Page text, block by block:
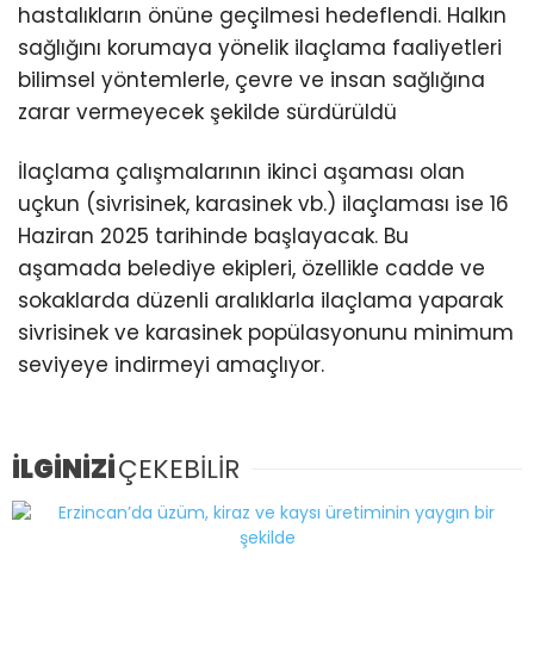
hastalıkların önüne geçilmesi hedeflendi. Halkın
sağlığını korumaya yönelik ilaçlama faaliyetleri
bilimsel yöntemlerle, çevre ve insan sağlığına
zarar vermeyecek şekilde sürdürüldü
İlaçlama çalışmalarının ikinci aşaması olan
uçkun (sivrisinek, karasinek vb.) ilaçlaması ise 16
Haziran 2025 tarihinde başlayacak. Bu
aşamada belediye ekipleri, özellikle cadde ve
sokaklarda düzenli aralıklarla ilaçlama yaparak
sivrisinek ve karasinek popülasyonunu minimum
seviyeye indirmeyi amaçlıyor.
İLGİNİZİÇEKEBİLİR